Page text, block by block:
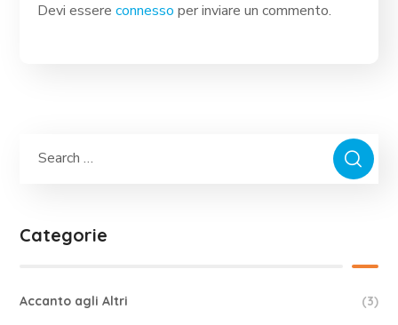
Devi essereconnesso per inviare un commento.
Categorie
Accanto agli Altri (3)